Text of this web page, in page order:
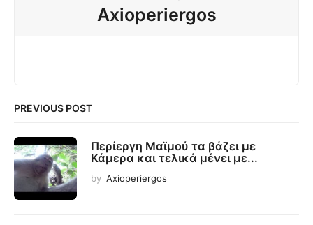
Axioperiergos
PREVIOUS POST
Περίεργη Μαϊμού τα βάζει με
Κάμερα και τελικά μένει με...
by Axioperiergos